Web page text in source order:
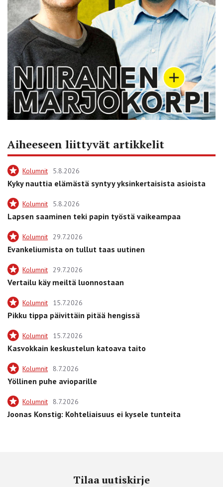
Aiheeseen liittyvät artikkelit
Kolumnit 5.8.2026
Kyky nauttia elämästä syntyy yksinkertaisista asioista
Kolumnit 5.8.2026
Lapsen saaminen teki papin työstä vaikeampaa
Kolumnit 29.7.2026
Evankeliumista on tullut taas uutinen
Kolumnit 29.7.2026
Vertailu käy meiltä luonnostaan
Kolumnit 15.7.2026
Pikku tippa päivittäin pitää hengissä
Kolumnit 15.7.2026
Kasvokkain keskustelun katoava taito
Kolumnit 8.7.2026
Yöllinen puhe avioparille
Kolumnit 8.7.2026
Joonas Konstig: Kohteliaisuus ei kysele tunteita
Tilaa uutiskirje